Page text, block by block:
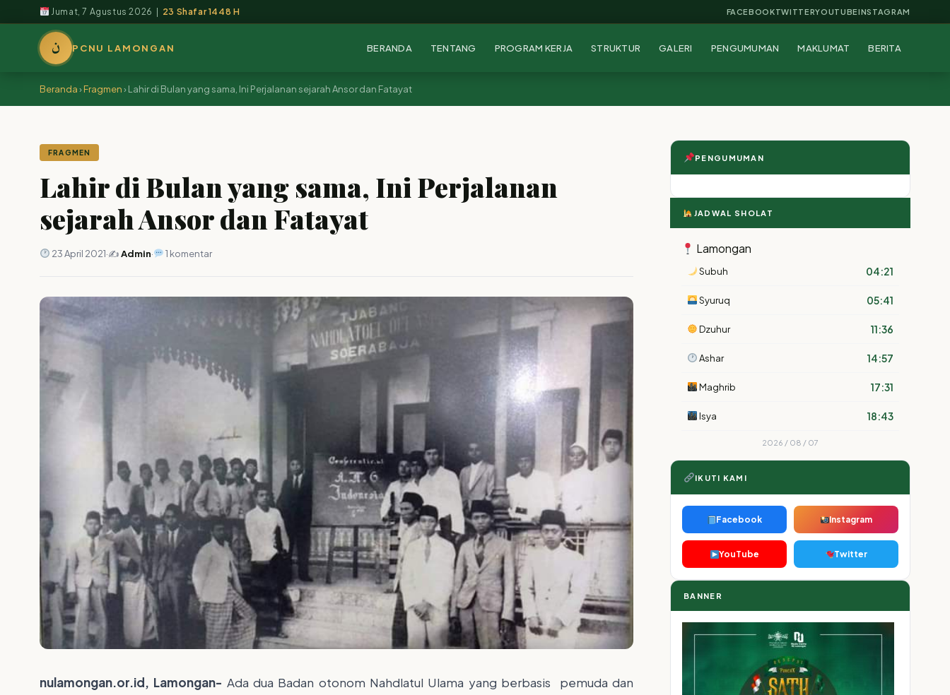
Jumat, 7 Agustus 2026 | 23 Shafar 1448 H FACEBOOKTWITTERYOUTUBEINSTAGRAM
ن PCNU LAMONGAN BERANDA TENTANG PROGRAM KERJA STRUKTUR GALERI PENGUMUMAN MAKLUMAT BERITA
Beranda›Fragmen›Lahir di Bulan yang sama, Ini Perjalanan sejarah Ansor dan Fatayat
FRAGMEN
Lahir di Bulan yang sama, Ini Perjalanan
sejarah Ansor dan Fatayat
23 April 2021·✍️Admin· 1 komentar
nulamongan.or.id, Lamongan- Ada dua Badan otonom Nahdlatul Ulama yang berbasis pemuda dan
PENGUMUMAN
JADWAL SHOLAT
Lamongan
Subuh 04:21
Syuruq 05:41
Dzuhur 11:36
Ashar 14:57
Maghrib 17:31
Isya 18:43
2026 / 08 / 07
IKUTI KAMI
Facebook Instagram
YouTube Twitter
BANNER